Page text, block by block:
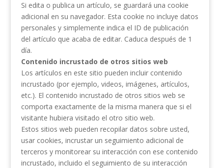
Si edita o publica un artículo, se guardará una cookie
adicional en su navegador. Esta cookie no incluye datos
personales y simplemente indica el ID de publicación
del artículo que acaba de editar. Caduca después de 1
día.
Contenido incrustado de otros sitios web
Los artículos en este sitio pueden incluir contenido
incrustado (por ejemplo, videos, imágenes, artículos,
etc.). El contenido incrustado de otros sitios web se
comporta exactamente de la misma manera que si el
visitante hubiera visitado el otro sitio web.
Estos sitios web pueden recopilar datos sobre usted,
usar cookies, incrustar un seguimiento adicional de
terceros y monitorear su interacción con ese contenido
incrustado, incluido el seguimiento de su interacción